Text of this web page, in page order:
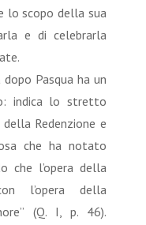
lo scopo della sua
e di celebrarla
Pasqua ha un
indica lo stretto
Redenzione e
che ha notato
che l’opera della
l’opera della
(Q. I, p. 46).